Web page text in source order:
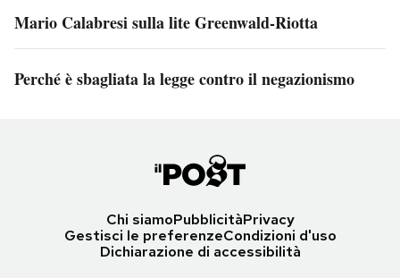
Mario Calabresi sulla lite Greenwald-Riotta
Perché è sbagliata la legge contro il negazionismo
Chi siamoPubblicitàPrivacy
Gestisci le preferenzeCondizioni d'uso
Dichiarazione di accessibilità